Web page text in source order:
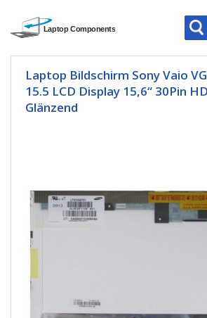
Laptop Bildschirm Sony Vaio
15.5 LCD Display 15,6“ 30Pin
Glänzend